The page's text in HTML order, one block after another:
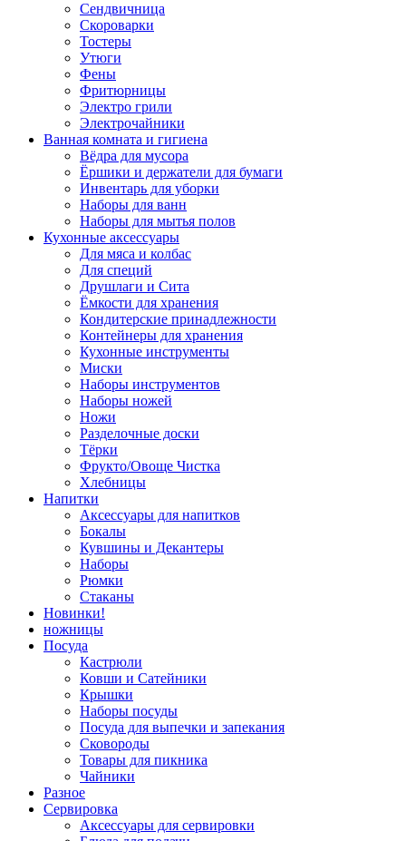
Сендвичница
Скороварки
Тостеры
Утюги
Фены
Фритюрницы
Электро грили
Электрочайники
Ванная комната и гигиена
Вёдра для мусора
Ёршики и держатели для бумаги
Инвентарь для уборки
Наборы для ванн
Наборы для мытья полов
Кухонные аксессуары
Для мяса и колбас
Для специй
Друшлаги и Сита
Ёмкости для хранения
Кондитерские принадлежности
Контейнеры для хранения
Кухонные инструменты
Миски
Наборы инструментов
Наборы ножей
Ножи
Разделочные доски
Тёрки
Фрукто/Овоще Чистка
Хлебницы
Напитки
Аксессуары для напитков
Бокалы
Кувшины и Декантеры
Наборы
Рюмки
Стаканы
Новинки!
ножницы
Посуда
Кастрюли
Ковши и Сатейники
Крышки
Наборы посуды
Посуда для выпечки и запекания
Сковороды
Товары для пикника
Чайники
Разное
Сервировка
Аксессуары для сервировки